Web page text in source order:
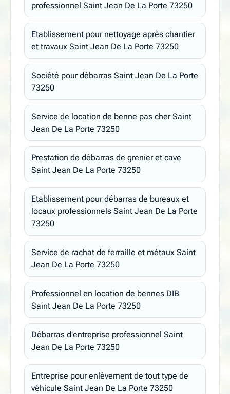
professionnel Saint Jean De La Porte 73250
Etablissement pour nettoyage après chantier
et travaux Saint Jean De La Porte 73250
Société pour débarras Saint Jean De La Porte
73250
Service de location de benne pas cher Saint
Jean De La Porte 73250
Prestation de débarras de grenier et cave
Saint Jean De La Porte 73250
Etablissement pour débarras de bureaux et
locaux professionnels Saint Jean De La Porte
73250
Service de rachat de ferraille et métaux Saint
Jean De La Porte 73250
Professionnel en location de bennes DIB
Saint Jean De La Porte 73250
Débarras d'entreprise professionnel Saint
Jean De La Porte 73250
Entreprise pour enlèvement de tout type de
véhicule Saint Jean De La Porte 73250